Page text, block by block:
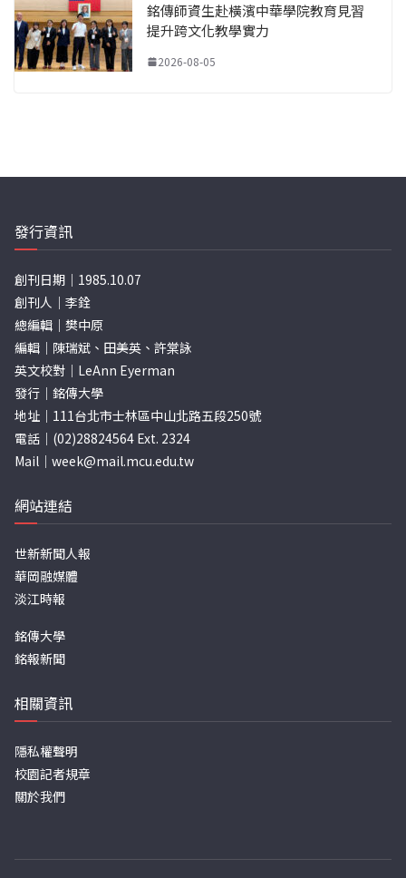
銘傳師資生赴橫濱中華學院教育見習
提升跨文化教學實力
2026-08-05
發行資訊
創刊日期｜1985.10.07
創刊人｜李銓
總編輯｜樊中原
編輯｜陳瑞斌、田美英、許棠詠
英文校對｜LeAnn Eyerman
發行｜銘傳大學
地址｜111台北市士林區中山北路五段250號
電話｜(02)28824564 Ext. 2324
Mail｜ week@mail.mcu.edu.tw
網站連結
世新新聞人報
華岡融媒體
淡江時報
銘傳大學
銘報新聞
相關資訊
隱私權聲明
校園記者規章
關於我們